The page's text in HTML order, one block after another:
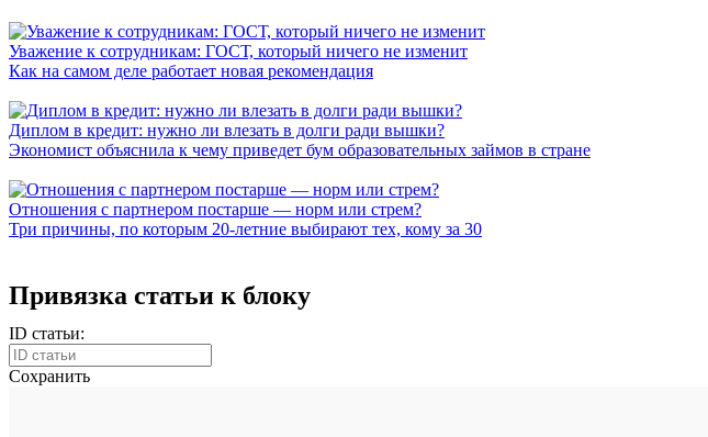
Уважение к сотрудникам: ГОСТ, который ничего не изменит
Как на самом деле работает новая рекомендация
Диплом в кредит: нужно ли влезать в долги ради вышки?
Экономист объяснила к чему приведет бум образовательных займов в стране
Отношения с партнером постарше — норм или стрем?
Три причины, по которым 20-летние выбирают тех, кому за 30
Привязка статьи к блоку
ID статьи:
Сохранить